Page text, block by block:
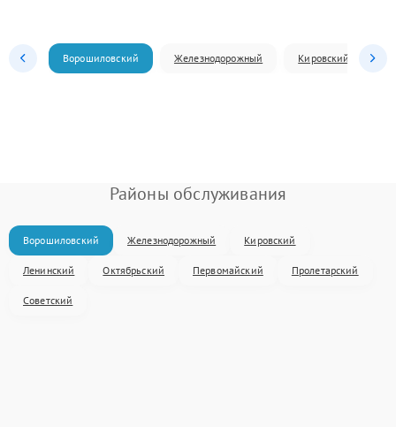
Ворошиловский Железнодорожный Кировский
Районы обслуживания
Ворошиловский Железнодорожный Кировский
Ленинский Октябрьский Первомайский Пролетарский
Советский